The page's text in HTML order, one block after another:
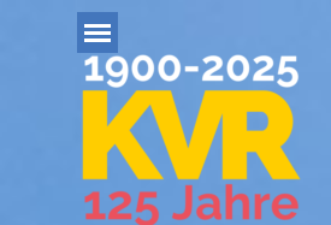
Direkt zum Seiteninhalt